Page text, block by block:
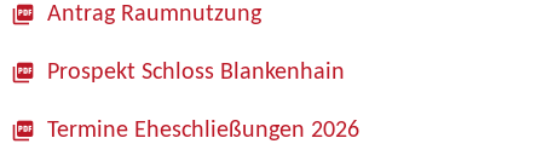
Antrag Raumnutzung
Prospekt Schloss Blankenhain
Termine Eheschließungen 2026